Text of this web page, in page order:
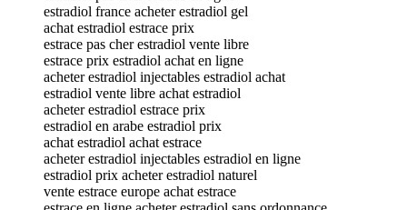
estradiol france acheter estradiol gel
achat estradiol estrace prix
estrace pas cher estradiol vente libre
estrace prix estradiol achat en ligne
acheter estradiol injectables estradiol achat
estradiol vente libre achat estradiol
acheter estradiol estrace prix
estradiol en arabe estradiol prix
achat estradiol achat estrace
acheter estradiol injectables estradiol en ligne
estradiol prix acheter estradiol naturel
vente estrace europe achat estrace